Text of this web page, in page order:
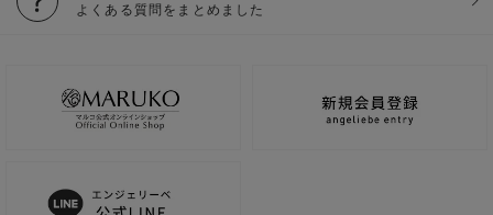
よくある質問をまとめました